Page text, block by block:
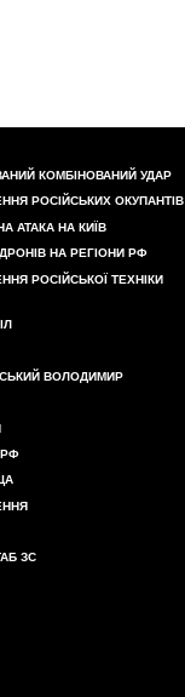
КОМБІНОВАНИЙ УДАР
РОСІЙСЬКИХ ОКУПАНТІВ
АТАКА НА КИЇВ
НА РЕГІОНИ РФ
РОСІЙСЬКОЇ ТЕХНІКИ
ВОЛОДИМИР
РФ
ЗС